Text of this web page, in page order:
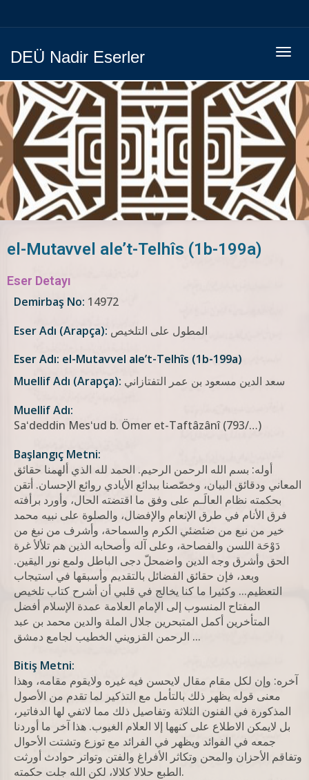
DEÜ Nadir Eserler
el-Mutavvel ale’t-Telhîs (1b-199a)
Eser Detayı
Demirbaş No: 14972
Eser Adı (Arapça): المطول على التلخيص
Eser Adı: el-Mutavvel ale’t-Telhîs (1b-199a)
Muellif Adı (Arapça): سعد الدين مسعود بن عمر التفتازاني
Muellif Adı:
Saʻdeddin Mesʻud b. Ömer et-Taftâzânî (793/…)
Başlangıç Metni:
أوله: بسم الله الرحمن الرحيم. الحمد لله الذي ألهمنا حقائق
المعاني ودقائق البيان، وخصّصنا ببدائع الأيادي روائع الإحسان. أتقن
بحكمته نظام العالَـم على وفق ما اقتضته الحال، وأورد برأفته
فرق الأنام في طرق الإنعام والإفضال، والصلوة على نبيه محمد
خير من نبع من ضئضئي الكرم والسماحة، وأشرف من نبغ من
دَوْحَة اللسن والفصاحة، وعلى آله وأصحابه الذين هم تلألأ غرة
الحق وأشرق وجه الدين واضمحلّ دجى الباطل ولمع نور اليقين.
وبعد، فإن حقائق الفضائل بالتقديم وأسبقها في استيجاب
التعظيم... وكثيرا ما كنا يخالج في قلبي أن أشرح كتاب تلخيص
المفتاح المنسوب إلى الإمام العلامة عمدة الإسلام أفضل
المتأخرين أكمل المتبحرين جلال الملة والدين محمد بن عبد
الرحمن القزويني الخطيب لجامع دمشق ...
Bitiş Metni:
آخره: وإن لكل مقام مقال لايحسن فيه غيره ولايقوم مقامه، وهذا
معنى قوله يظهر ذلك بالتأمل مع التذكير لما تقدم من الأصول
المذكورة في الفنون الثلاثة وتفاصيل ذلك مما لاتفي لها الدفاتير،
بل لايمكن الاطلاع على كنهها إلا العلام الغيوب. هذا آخر ما أوردنا
جمعه في الفوائد ويظهر في الفرائد مع توزع وتشتت الأحوال
وتفاقم الأحزان والمحن وتكاثر الأفراغ والفتن وتواتر حوادث أورثت
الطبع حلالا كلالا، لكن الله جلت حكمته.